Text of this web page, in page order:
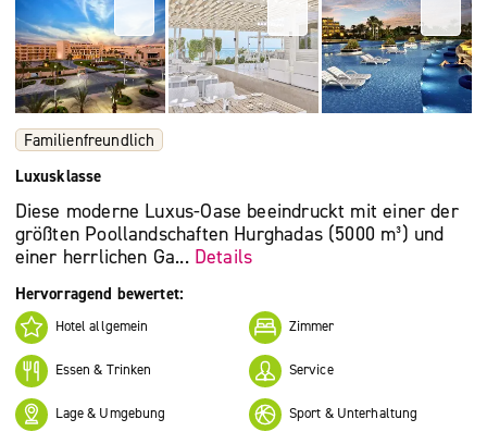
Familienfreundlich
Luxusklasse
Diese moderne Luxus-Oase beeindruckt mit einer der
größten Poollandschaften Hurghadas (5000 m³) und
einer herrlichen Ga... Details
Hervorragend bewertet:
Hotel allgemein Zimmer
Essen & Trinken Service
Lage & Umgebung Sport & Unterhaltung